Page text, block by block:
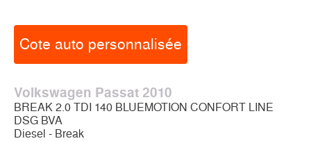
Cote auto personnalisée
Volkswagen Passat 2010
BREAK 2.0 TDI 140 BLUEMOTION CONFORT LINE
DSG BVA
Diesel - Break